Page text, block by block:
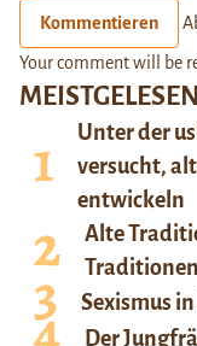
MEISTGELESEN
Unter der
versucht,
entwickeln
Alte
Sexismus
Der
Kommentieren
Your comment will be